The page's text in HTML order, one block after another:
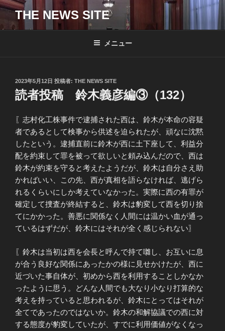
コ
テ
THE NEWS SITE
メニュー
投
稿
日:
2023年5月12日 投稿者: THE NEWS SITE
読者投稿 鈴木義彦編③（132）
〖志村化工株事件で逮捕された西は、鈴木が本命の容疑
者であるとして検事から供述を迫られたが、頑なに沈黙
したという。逮捕直前に鈴木が西に土下座して、利益分
配を約束して罪を被って欲しいと頼み込んだので、西は
鈴木が約束を守ると考えたようだが、鈴木は自分さえ助
かればいい、この先、西が真相を語らなければ、逃げら
れるくらいにしか考えていなかった。実際に西の有罪が
確定して捜査が終結すると、鈴木は豹変して西を切り捨
てにかかった。善悪に関係なく人間には温かい血が通っ
ているはずだが、鈴木にはそれが全く感じられない〗
〖鈴木は当初は西を会長と呼んで持て囃し、お互いに息
が合う良好な関係にあったかの様に見せかけたが、西に
近づいた事自体が、初めから西を利用することしかなか
ったように思う。どんな人間でも大なり小なり打算的な
考えを持っていると思われるが、鈴木にとってはそれが
全てであったのではないか。鈴木の和解協議での西に対
する態度が豹変していたが、すでに利用価値がなくなっ